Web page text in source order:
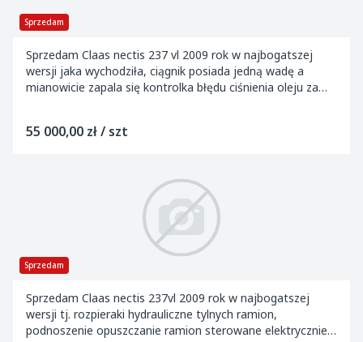
Sprzedam
Sprzedam Claas nectis 237 vl 2009 rok w najbogatszej
wersji jaka wychodziła, ciągnik posiada jedną wadę a
mianowicie zapala się kontrolka błędu ciśnienia oleju za
55 000,00 zł / szt
Sprzedam
Sprzedam Claas nectis 237vl 2009 rok w najbogatszej
wersji tj. rozpieraki hydrauliczne tylnych ramion,
podnoszenie opuszczanie ramion sterowane elektrycznie i